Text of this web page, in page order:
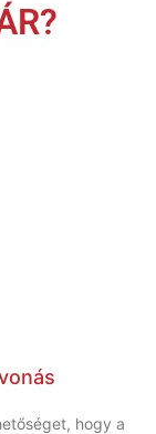
hogy a